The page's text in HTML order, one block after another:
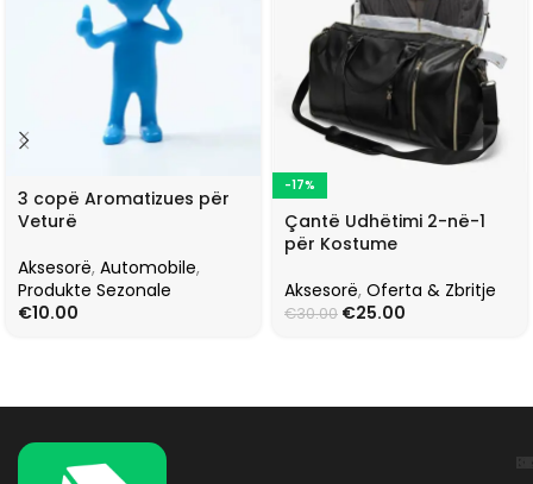
3 copë Aromatizues për
Veturë
Aksesorë, Automobile,
Produkte Sezonale
€10.00
-17%
Çantë Udhëtimi 2-në-1
për Kostume
Aksesorë, Oferta & Zbritje
€30.00 €25.00